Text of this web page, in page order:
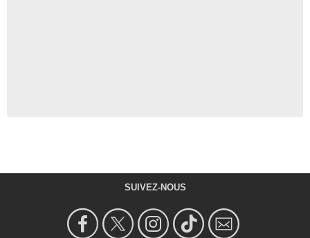
SUIVEZ-NOUS